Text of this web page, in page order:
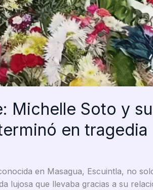
Michelle Soto y su
en tragedia
en Masagua, Escuintla, no
lujosa que llevaba gracias a su